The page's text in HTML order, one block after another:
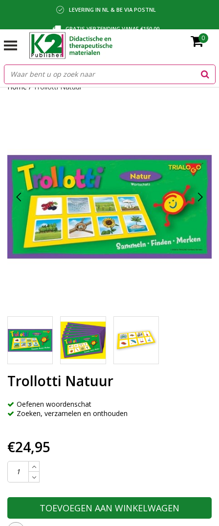
LEVERING IN NL & BE VIA POSTNL
GRATIS VERZENDING VANAF €150,00
BETALING VIA IDEAL, BANCONTACT OF FACTUUR
0
Home/Trollotti Natuur
Trollotti Natuur
Oefenen woordenschat
Zoeken, verzamelen en onthouden
€24,95
TOEVOEGEN AAN WINKELWAGEN